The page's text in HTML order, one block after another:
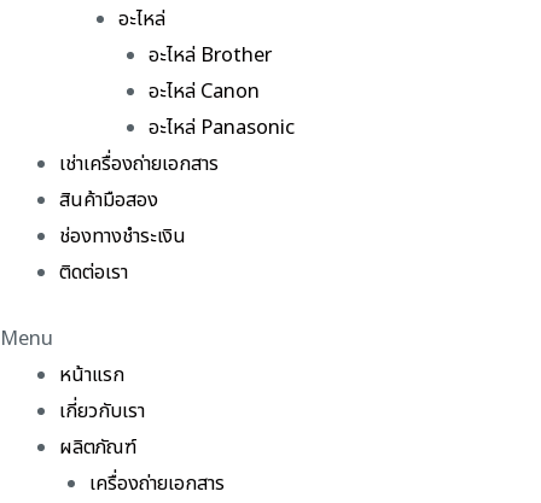
อะไหล่
อะไหล่ Brother
อะไหล่ Canon
อะไหล่ Panasonic
เช่าเครื่องถ่ายเอกสาร
สินค้ามือสอง
ช่องทางชำระเงิน
ติดต่อเรา
Menu
หน้าแรก
เกี่ยวกับเรา
ผลิตภัณฑ์
เครื่องถ่ายเอกสาร